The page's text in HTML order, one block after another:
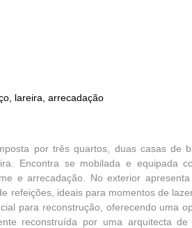
lareira, arrecadação
por três quartos, duas casas de
Encontra se mobilada e equipada
e arrecadação. No exterior
refeições, ideais para momentos de
para reconstrução, oferecendo uma
reconstruída por uma arquitecta